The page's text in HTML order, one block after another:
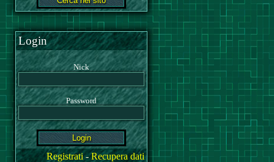
Login
Nick
Password
Registrati-Recupera dati